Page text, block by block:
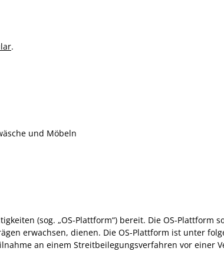
.
und Möbeln
(sog. „OS-Plattform“) bereit. Die OS-
erwachsen, dienen. Die OS-Plattform ist unter
an einem Streitbeilegungsverfahren vor